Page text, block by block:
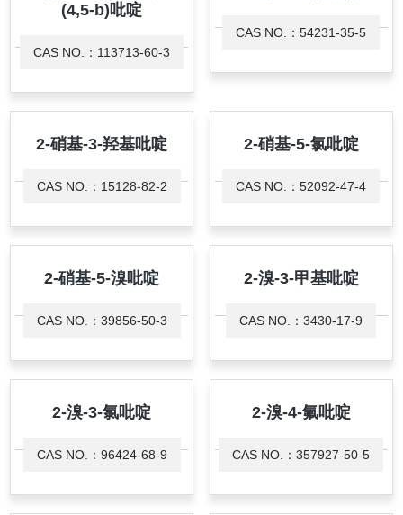
(4,5-b)吡啶
CAS NO.：113713-60-3
CAS NO.：54231-35-5
2-硝基-3-羟基吡啶
CAS NO.：15128-82-2
2-硝基-5-氯吡啶
CAS NO.：52092-47-4
2-硝基-5-溴吡啶
CAS NO.：39856-50-3
2-溴-3-甲基吡啶
CAS NO.：3430-17-9
2-溴-3-氯吡啶
CAS NO.：96424-68-9
2-溴-4-氟吡啶
CAS NO.：357927-50-5